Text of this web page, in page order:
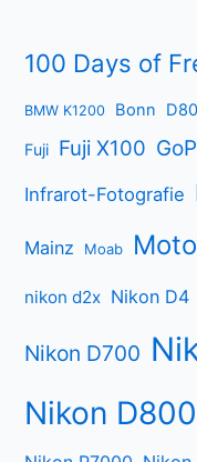
100 Days of
BMW K1200 Bonn
Fuji Fuji X100
Infrarot-Fotografie
Mainz Moab
nikon d2x Nikon D4
Nikon D700
Nikon